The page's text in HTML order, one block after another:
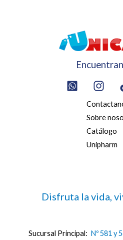
Sobre
Catálogo
Unipharm
Disfruta la vida,
Sucursal Principal: Nº 581 y